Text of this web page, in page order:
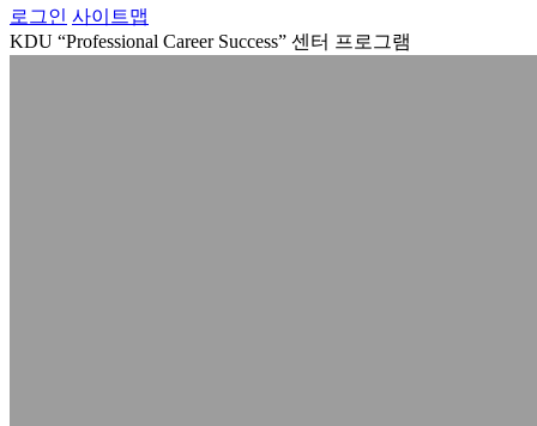
로그인 사이트맵
KDU “Professional Career Success” 센터 프로그램